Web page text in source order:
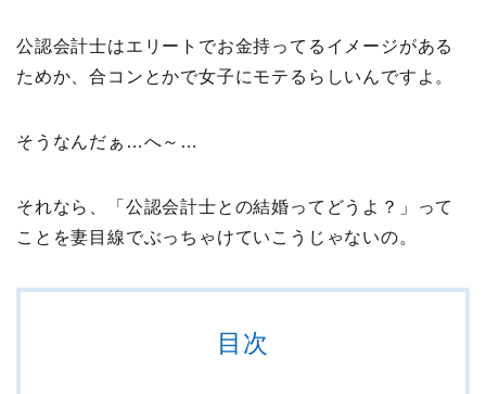
公認会計士はエリートでお金持ってるイメージがある
ためか、合コンとかで女子にモテるらしいんですよ。
そうなんだぁ…へ～…
それなら、「公認会計士との結婚ってどうよ？」って
ことを妻目線でぶっちゃけていこうじゃないの。
目次